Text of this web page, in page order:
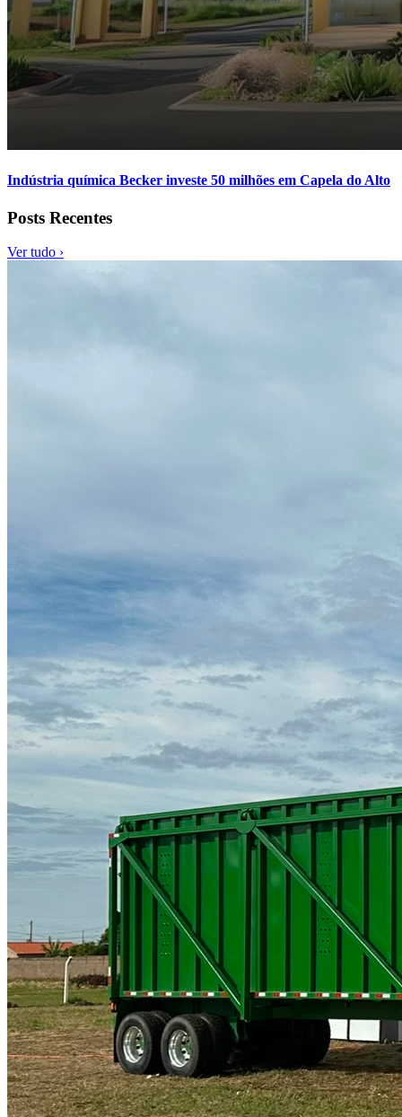
Indústria química Becker investe 50 milhões em Capela do Alto
Posts Recentes
Ver tudo ›